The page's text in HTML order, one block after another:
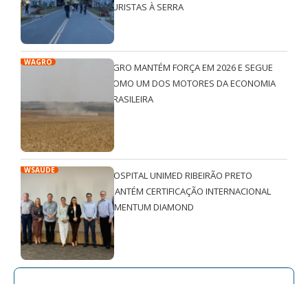
TURISTAS À SERRA
WAGRO
AGRO MANTÉM FORÇA EM 2026 E SEGUE
COMO UM DOS MOTORES DA ECONOMIA
BRASILEIRA
WSAÚDE
HOSPITAL UNIMED RIBEIRÃO PRETO
MANTÉM CERTIFICAÇÃO INTERNACIONAL
QMENTUM DIAMOND